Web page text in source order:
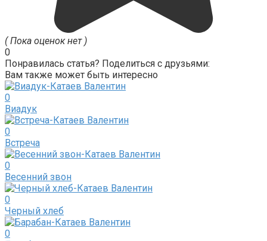
( Пока оценок нет )
0
Понравилась статья? Поделиться с друзьями:
Вам также может быть интересно
0
Виадук
0
Встреча
0
Весенний звон
0
Черный хлеб
0